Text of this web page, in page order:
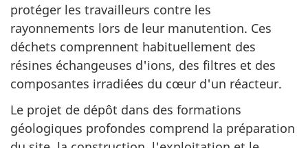
protéger les travailleurs contre les
rayonnements lors de leur manutention. Ces
déchets comprennent habituellement des
résines échangeuses d'ions, des filtres et des
composantes irradiées du cœur d'un réacteur.
Le projet de dépôt dans des formations
géologiques profondes comprend la préparation